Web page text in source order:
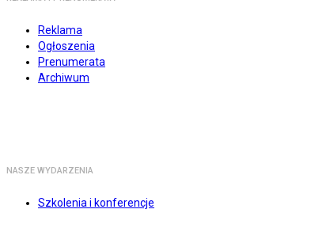
Reklama
Ogłoszenia
Prenumerata
Archiwum
NASZE WYDARZENIA
Szkolenia i konferencje